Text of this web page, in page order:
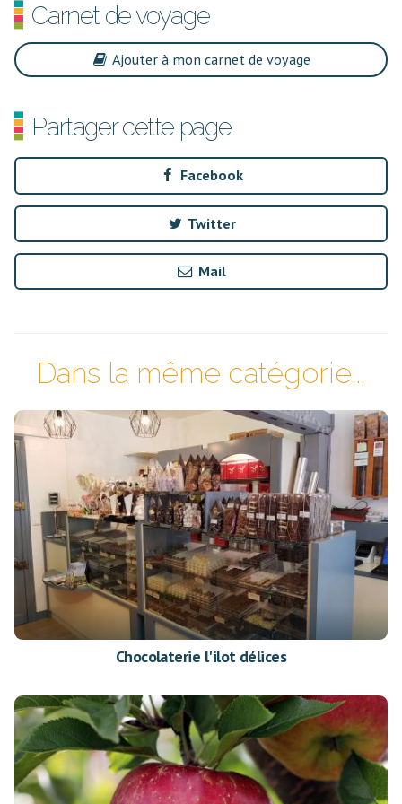
Carnet de voyage
Ajouter à mon carnet de voyage
Partager cette page
Facebook
Twitter
Mail
Dans la même catégorie...
Chocolaterie l'ilot délices